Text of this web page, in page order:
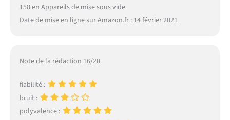
158 en Appareils de mise sous vide
Date de mise en ligne sur Amazon.fr : 14 février 2021
Note de la rédaction 16/20
fiabilité :
bruit :
polyvalence :